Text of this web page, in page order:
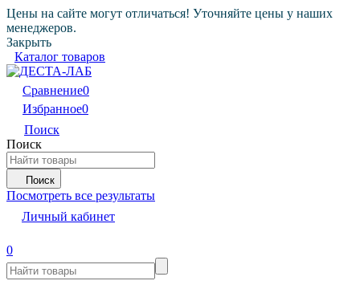
Цены на сайте могут отличаться! Уточняйте цены у наших
менеджеров.
Закрыть
Каталог товаров
Сравнение0
Избранное0
Поиск
Поиск
Поиск
Посмотреть все результаты
Личный кабинет
0